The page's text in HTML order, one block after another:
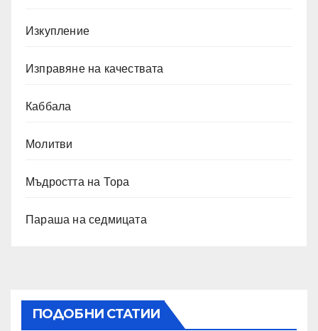
Изкупление
Изправяне на качествата
Каббала
Молитви
Мъдростта на Тора
Параша на седмицата
ПОДОБНИ СТАТИИ